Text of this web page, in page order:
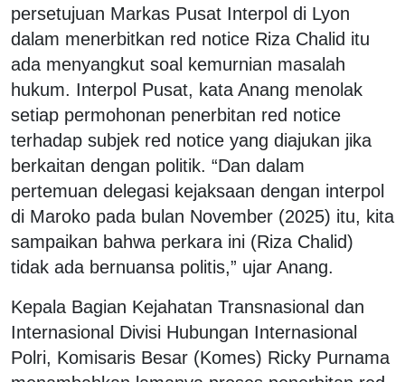
persetujuan Markas Pusat Interpol di Lyon
dalam menerbitkan red notice Riza Chalid itu
ada menyangkut soal kemurnian masalah
hukum. Interpol Pusat, kata Anang menolak
setiap permohonan penerbitan red notice
terhadap subjek red notice yang diajukan jika
berkaitan dengan politik. “Dan dalam
pertemuan delegasi kejaksaan dengan interpol
di Maroko pada bulan November (2025) itu, kita
sampaikan bahwa perkara ini (Riza Chalid)
tidak ada bernuansa politis,” ujar Anang.
Kepala Bagian Kejahatan Transnasional dan
Internasional Divisi Hubungan Internasional
Polri, Komisaris Besar (Komes) Ricky Purnama